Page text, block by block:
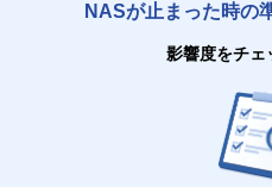
NASが止まった時の
影響度をチェ